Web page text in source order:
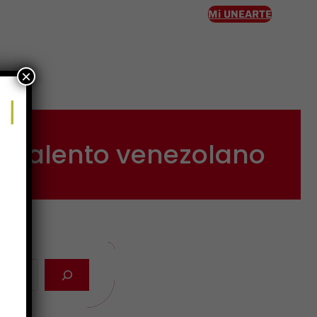
Mi UNEARTE
talento venezolano
×